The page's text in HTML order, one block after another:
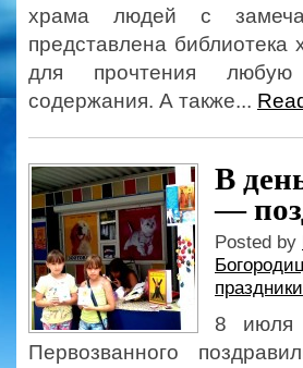
храма людей с
представлена
для прочтения любую
содержания. А также...
В
—
Posted by
праздники
8 июля
Первозванного